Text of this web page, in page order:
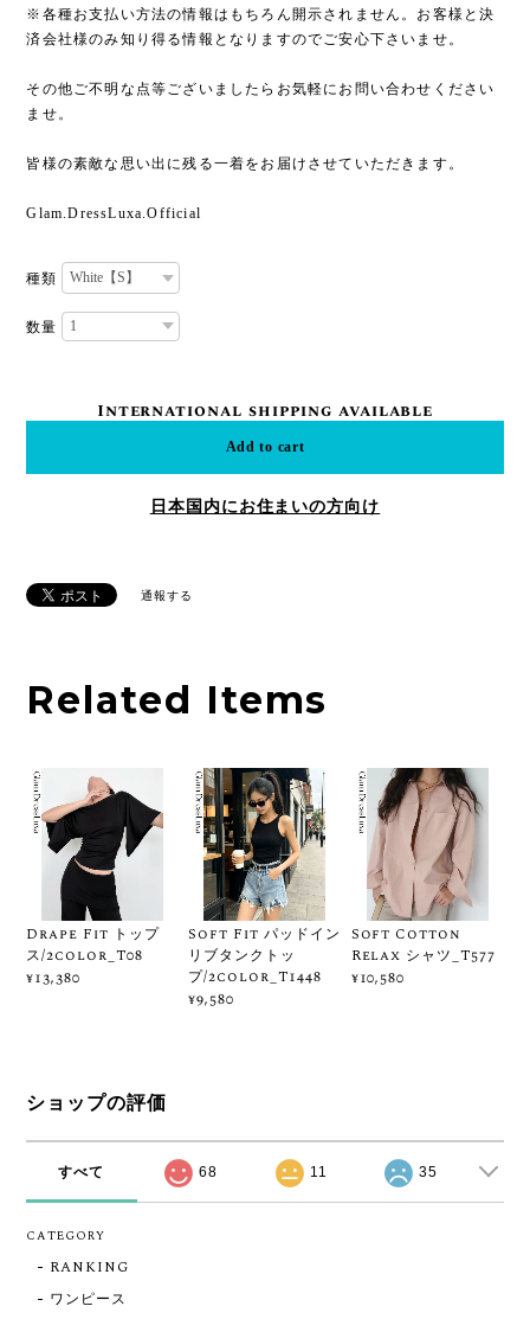
※各種お支払い方法の情報はもちろん開示されません。お客様と決
済会社様のみ知り得る情報となりますのでご安心下さいませ。
その他ご不明な点等ございましたらお気軽にお問い合わせください
ませ。
皆様の素敵な思い出に残る一着をお届けさせていただきます。
Glam.DressLuxa.Official
種類
数量
International shipping available
Add to cart
日本国内にお住まいの方向け
通報する
Related Items
Drape Fit トップ
ス/2color_T08
¥13,380
Soft Fit パッドイン
リブタンクトッ
プ/2color_T1448
¥9,580
Soft Cotton
Relax シャツ_T577
¥10,580
ショップの評価
すべて 68 11 35
CATEGORY
RANKING
ワンピース